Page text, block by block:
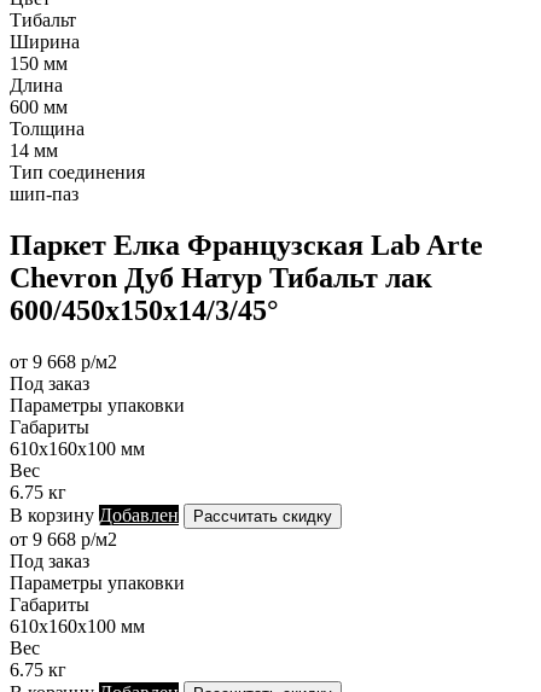
Тибальт
Ширина
150 мм
Длина
600 мм
Толщина
14 мм
Тип соединения
шип-паз
Паркет Елка Французская Lab Arte
Chevron Дуб Натур Тибальт лак
600/450х150х14/3/45°
от 9 668 р/м2
Под заказ
Параметры упаковки
Габариты
610х160х100 мм
Вес
6.75 кг
В корзину Добавлен Рассчитать скидку
от 9 668 р/м2
Под заказ
Параметры упаковки
Габариты
610х160х100 мм
Вес
6.75 кг